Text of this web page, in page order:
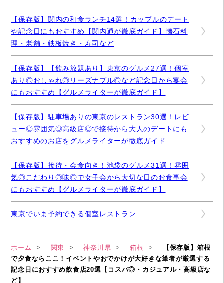
【保存版】関内の和食ランチ14選！カップルのデート
や記念日にもおすすめ【関内通が徹底ガイド】懐石料
理・老舗・鉄板焼き・寿司など
【保存版】【飲み放題あり】東京のグルメ27選！個室
あり◎おしゃれ◎リーズナブル◎など記念日から宴会
にもおすすめ【グルメライターが徹底ガイド】
【保存版】駐車場ありの東京のレストラン30選！レビ
ュー◎雰囲気◎高級店◎で接待から大人のデートにも
おすすめのお店をグルメライターが徹底ガイド
【保存版】接待・会食向き！池袋のグルメ31選！雰囲
気◎こだわり◎味◎で女子会から大切な日のお食事会
にもおすすめ【グルメライターが徹底ガイド】
東京でいま予約できる個室レストラン
ホーム 関東 神奈川県 箱根
【保存版】箱根
で夕食ならここ！イベントやおでかけが大好きな筆者が厳選する
記念日におすすめ飲食店20選【コスパ◎・カジュアル・高級店な
ど】